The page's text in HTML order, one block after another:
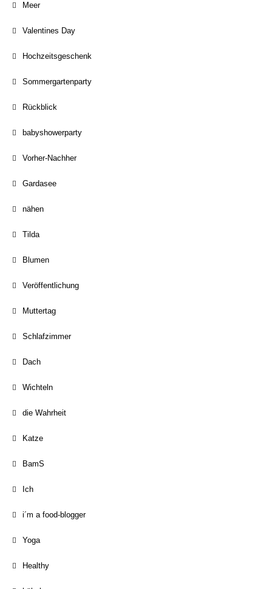
Meer
Valentines Day
Hochzeitsgeschenk
Sommergartenparty
Rückblick
babyshowerparty
Vorher-Nachher
Gardasee
nähen
Tilda
Blumen
Veröffentlichung
Muttertag
Schlafzimmer
Dach
Wichteln
die Wahrheit
Katze
BamS
Ich
i´m a food-blogger
Yoga
Healthy